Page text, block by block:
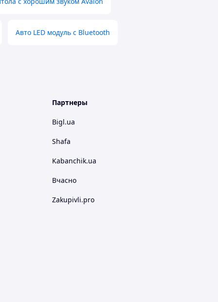
Авто LED модуль с Bluetooth
Партнеры
Bigl.ua
Shafa
Kabanchik.ua
Вчасно
Zakupivli.pro